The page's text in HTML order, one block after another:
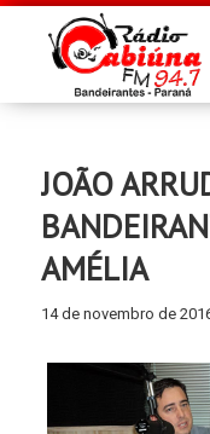
JOÃO
AMÉLIA
14 de novembro de